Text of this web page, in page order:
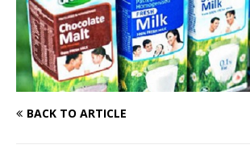
BACK TO ARTICLE